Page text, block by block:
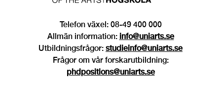
Telefon växel: 08-49 400 000
Allmän information: info@uniarts.se
Utbildningsfrågor: studieinfo@uniarts.se
Frågor om vår forskarutbildning:
phdpositions@uniarts.se